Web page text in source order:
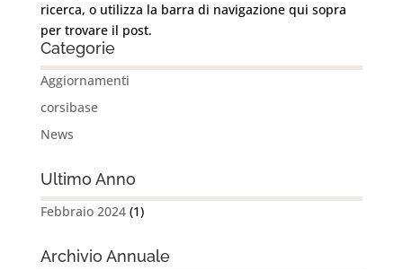
ricerca, o utilizza la barra di navigazione qui sopra
per trovare il post.
Categorie
Aggiornamenti
corsibase
News
Ultimo Anno
Febbraio 2024(1)
Archivio Annuale